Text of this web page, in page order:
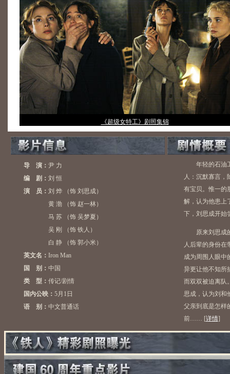
《超级女特工》剧照集锦
导 演： 尹 力
编 剧： 刘 恒
演 员： 刘 烨 （饰 刘思成）
黄 渤 （饰 赵一林）
马 苏 （饰 吴梦夏）
吴 刚 （饰 铁人）
白 静 （饰 郭小米）
英文名： Iron Man
国 别： 中国
类 型： 传记/剧情
国内公映： 5月1日
语 别： 中文普通话
年轻的石油
人：沉默寡言，
有宝贝。惟一的
解，认为他患上
下，刘思成开始
原来刘思成的
人后辈的身份在
成为周围人眼中
异更让他不知所
而双双被迫离队
思成，认为刘和
父亲到底是怎样
前…… [详情]